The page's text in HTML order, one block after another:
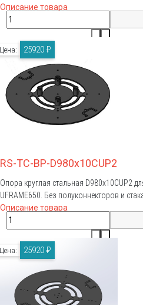
Описание товара
RS-TC-BP-D980x10CUP2
Опора круглая стальная D980x10CUP2
UFRAME650. Без полуконнекторов и
Описание товара
Цена: 25920 ₽
Цена: 25920 ₽